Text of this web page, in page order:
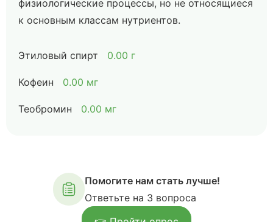
физиологические процессы, но не относящиеся
к основным классам нутриентов.
Этиловый спирт 0.00 г
Кофеин 0.00 мг
Теобромин 0.00 мг
Помогите нам стать лучше!
Ответьте на 3 вопроса